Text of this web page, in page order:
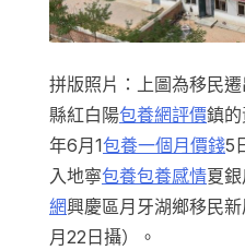
拼版照片：上圖為移民
縣紅白陽包養網評價鎮
年6月1包養一個月價錢5
入地寧包養包養感情夏
網興慶區月牙湖鄉移民
月22日攝）。